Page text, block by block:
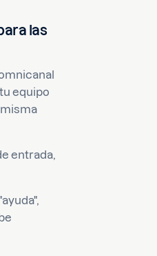
las
equipo
entrada,